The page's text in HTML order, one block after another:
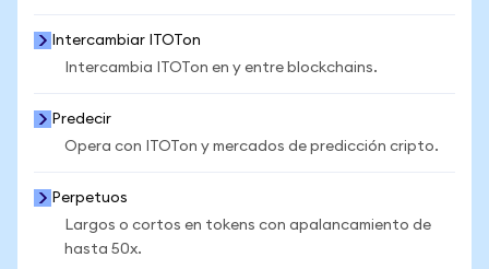
Intercambiar ITOTon
Intercambia ITOTon en y entre blockchains.
Predecir
Opera con ITOTon y mercados de predicción cripto.
Perpetuos
Largos o cortos en tokens con apalancamiento de
hasta 50x.